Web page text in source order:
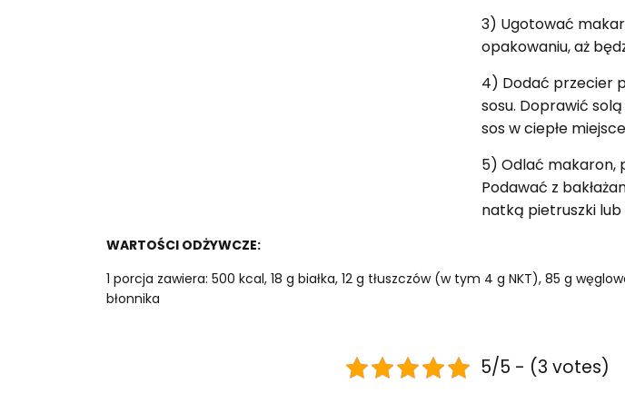
3) Ugotować
opakowaniu, aż
4) Dodać przecier
sosu. Doprawić
sos w ciepłe
5) Odlać makaron,
Podawać z
natką pietruszki lub
WARTOŚCI ODŻYWCZE:
1 porcja zawiera: 500 kcal, 18 g białka, 12 g tłuszczów (w tym 4 g NKT), 85 g
błonnika
5/5 - (3 votes)